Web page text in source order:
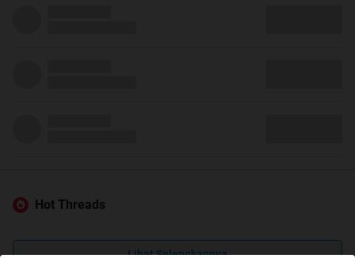
Hot Threads
Lihat Selengkapnya